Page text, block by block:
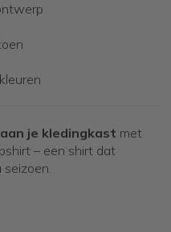
je kledingkast met
– een shirt dat